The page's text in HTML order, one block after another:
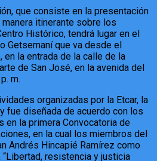
que consiste en la presentación
itinerante sobre los
Histórico, tendrá lugar en el
Getsemaní que va desde el
en la entrada de la calle de la
de San José, en la avenida del
m.
organizadas por la Etcar, la
fue diseñada de acuerdo con los
la primera Convocatoria de
en la cual los miembros del
Andrés Hincapié Ramírez como
resistencia y justicia